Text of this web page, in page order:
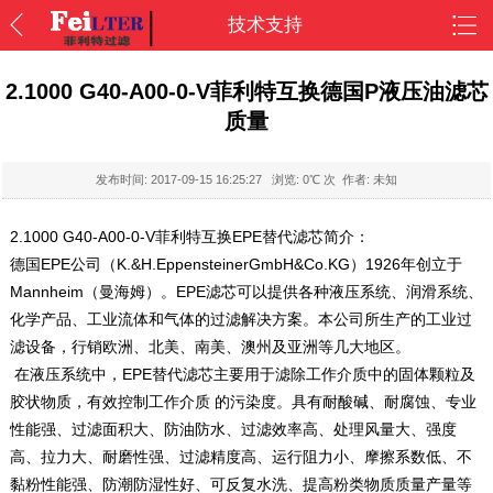
技术支持
2.1000 G40-A00-0-V菲利特互换德国P液压油滤芯
质量
发布时间: 2017-09-15 16:25:27 浏览: 0℃ 次 作者: 未知
2.1000 G40-A00-0-V菲利特互换EPE替代滤芯简介：
德国EPE公司（K.&H.EppensteinerGmbH&Co.KG）1926年创立于
Mannheim（曼海姆）。EPE滤芯可以提供各种液压系统、润滑系统、
化学产品、工业流体和气体的过滤解决方案。本公司所生产的工业过
滤设备，行销欧洲、北美、南美、澳州及亚洲等几大地区。
在液压系统中，EPE替代滤芯主要用于滤除工作介质中的固体颗粒及
胶状物质，有效控制工作介质 的污染度。具有耐酸碱、耐腐蚀、专业
性能强、过滤面积大、防油防水、过滤效率高、处理风量大、强度
高、拉力大、耐磨性强、过滤精度高、运行阻力小、摩擦系数低、不
黏粉性能强、防潮防湿性好、可反复水洗、提高粉类物质质量产量等